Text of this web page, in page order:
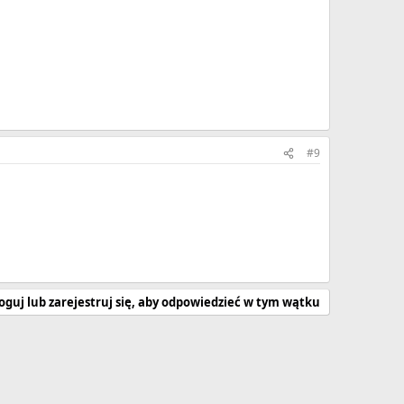
#9
lub zarejestruj się, aby odpowiedzieć w tym wątku